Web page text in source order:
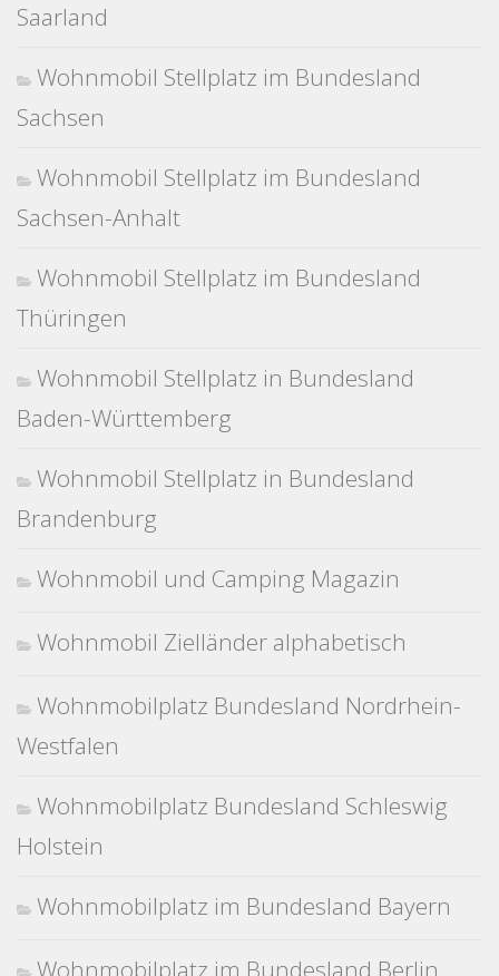
Saarland
Wohnmobil Stellplatz im Bundesland
Sachsen
Wohnmobil Stellplatz im Bundesland
Sachsen-Anhalt
Wohnmobil Stellplatz im Bundesland
Thüringen
Wohnmobil Stellplatz in Bundesland
Baden-Württemberg
Wohnmobil Stellplatz in Bundesland
Brandenburg
Wohnmobil und Camping Magazin
Wohnmobil Zielländer alphabetisch
Wohnmobilplatz Bundesland Nordrhein-
Westfalen
Wohnmobilplatz Bundesland Schleswig
Holstein
Wohnmobilplatz im Bundesland Bayern
Wohnmobilplatz im Bundesland Berlin